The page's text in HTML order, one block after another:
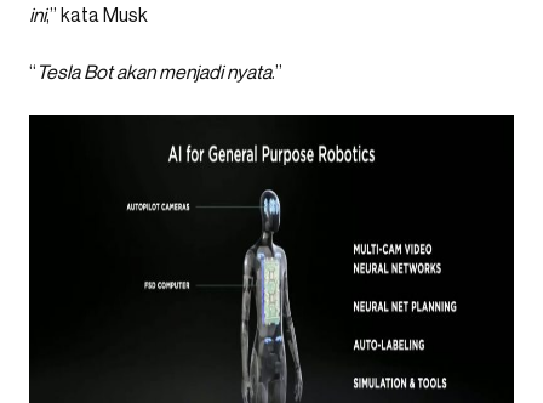
ini,” kata Musk
“ Tesla Bot akan menjadi nyata.”